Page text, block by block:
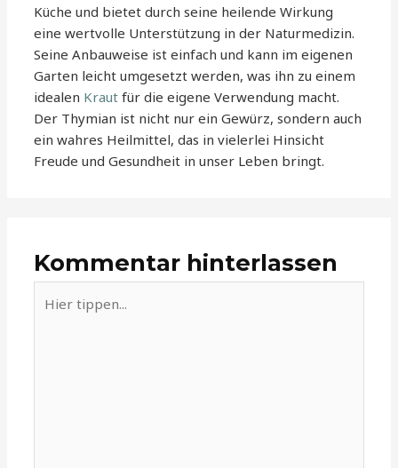
Küche und bietet durch seine heilende Wirkung
eine wertvolle Unterstützung in der Naturmedizin.
Seine Anbauweise ist einfach und kann im eigenen
Garten leicht umgesetzt werden, was ihn zu einem
idealen Kraut für die eigene Verwendung macht.
Der Thymian ist nicht nur ein Gewürz, sondern auch
ein wahres Heilmittel, das in vielerlei Hinsicht
Freude und Gesundheit in unser Leben bringt.
Kommentar hinterlassen
tippen...